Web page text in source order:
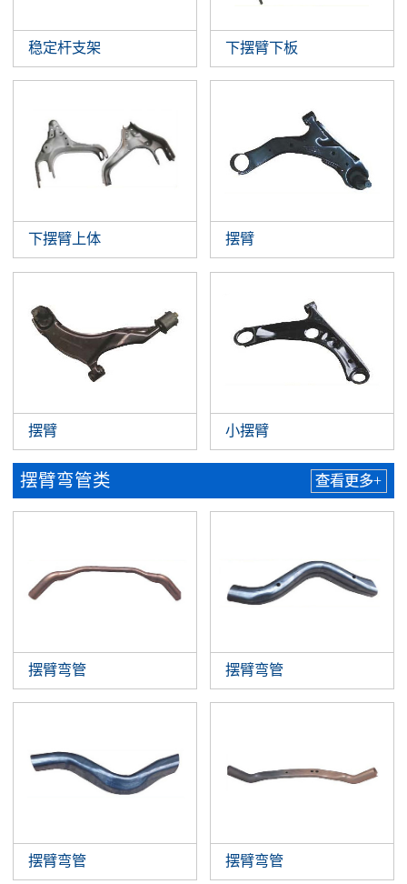
稳定杆支架 下摆臂下板
下摆臂上体 摆臂
摆臂 小摆臂
摆臂弯管类 查看更多+
摆臂弯管 摆臂弯管
摆臂弯管 摆臂弯管